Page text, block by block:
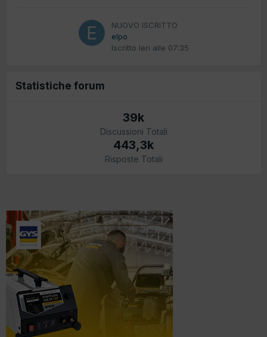
NUOVO ISCRITTO
elpo
Iscritto Ieri alle 07:35
Statistiche forum
39k
Discussioni Totali
443,3k
Risposte Totali